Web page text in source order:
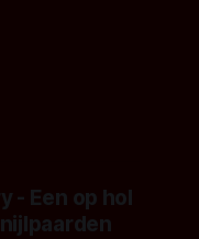
- Een op hol